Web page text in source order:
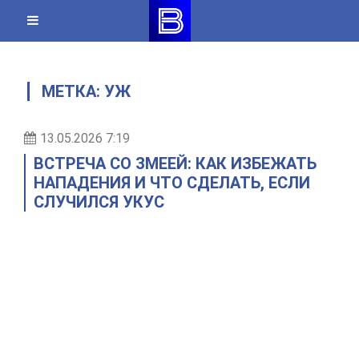
content
МЕТКА: УЖ
13.05.2026 7:19
ВСТРЕЧА СО ЗМЕЕЙ: КАК ИЗБЕЖАТЬ
НАПАДЕНИЯ И ЧТО СДЕЛАТЬ, ЕСЛИ
СЛУЧИЛСЯ УКУС